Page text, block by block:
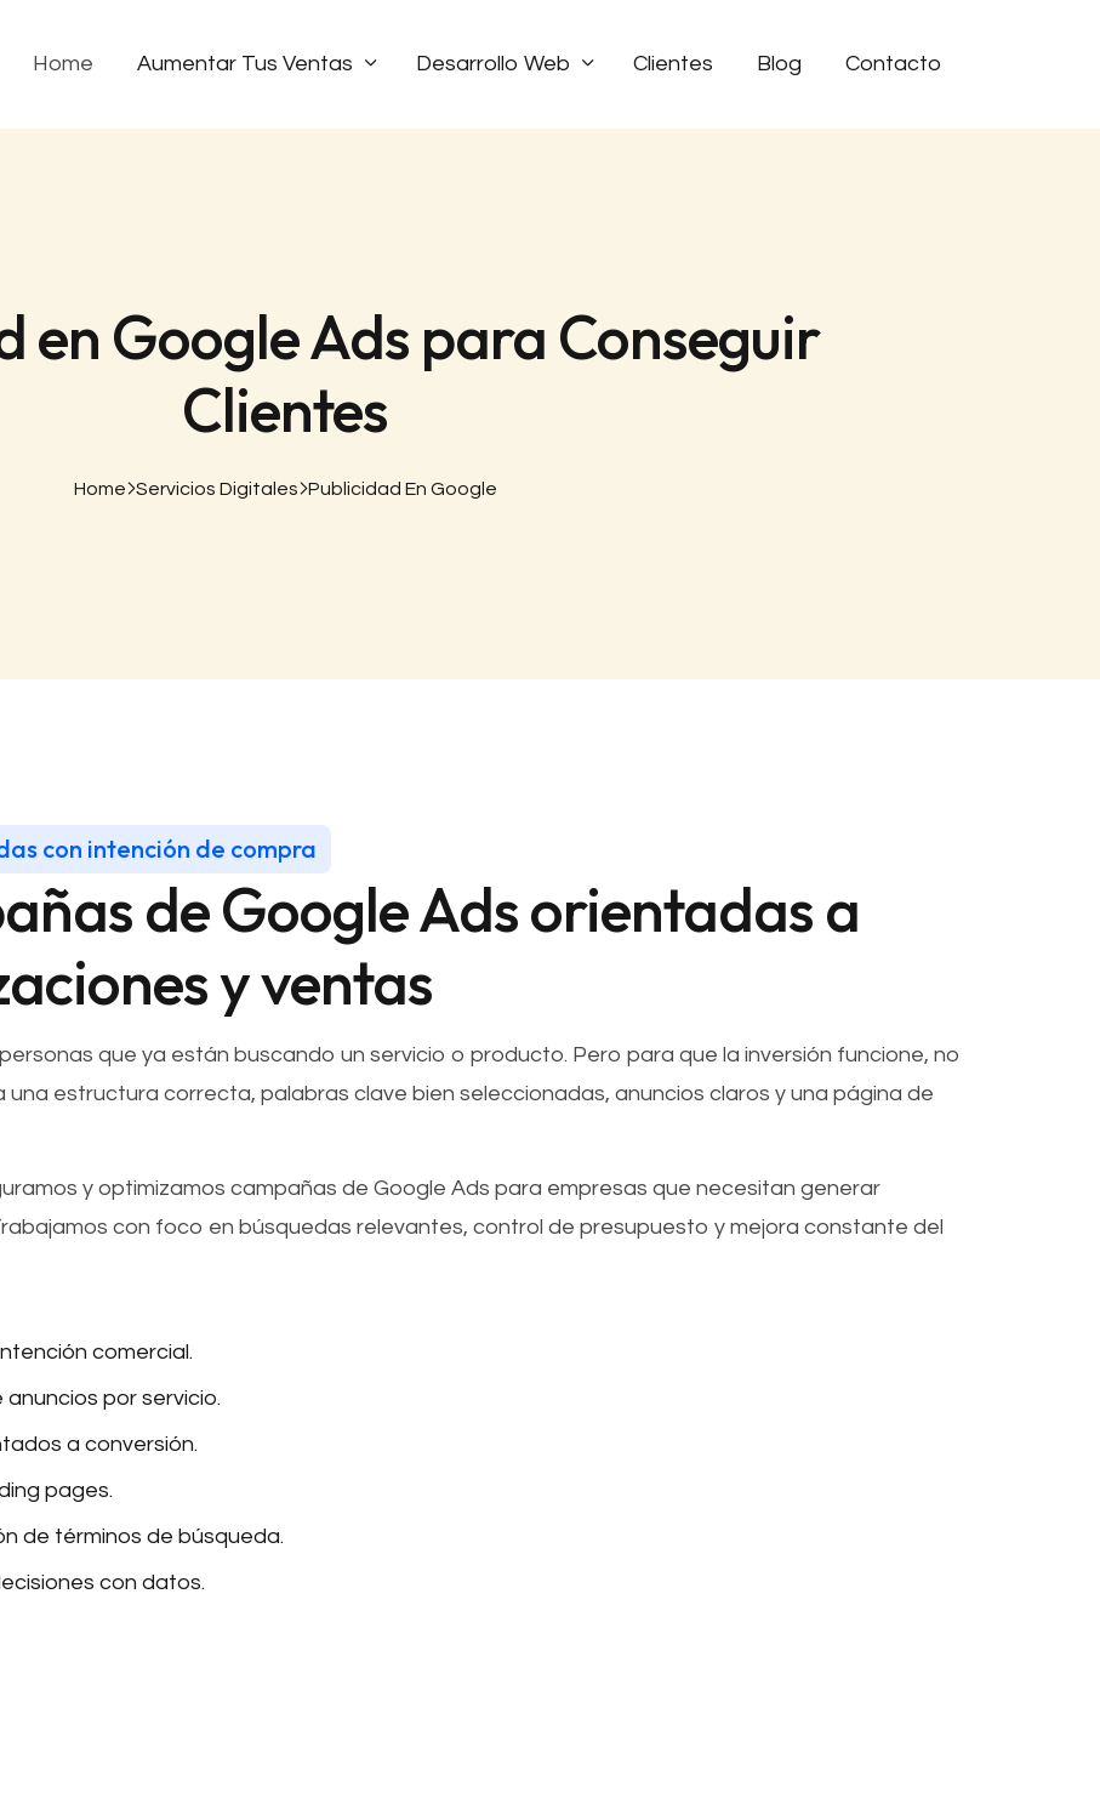
Home Aumentar Tus Ventas Desarrollo Web Clientes Blog Contacto
en Google Ads para Conseguir
Clientes
Home Servicios Digitales Publicidad En Google
con intención de compra
de Google Ads orientadas a
y ventas
que ya están buscando un servicio o producto. Pero para que la inversión funcione, no
estructura correcta, palabras clave bien seleccionadas, anuncios claros y una página de
y optimizamos campañas de Google Ads para empresas que necesitan generar
con foco en búsquedas relevantes, control de presupuesto y mejora constante del
comercial.
por servicio.
a conversión.
pages.
de términos de búsqueda.
con datos.